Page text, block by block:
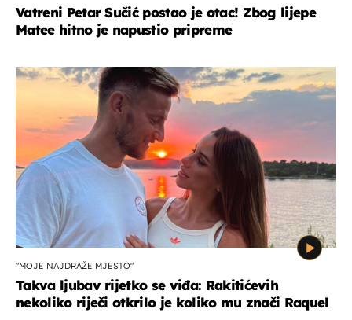
Vatreni Petar Sučić postao je otac! Zbog lijepe
Matee hitno je napustio pripreme
"MOJE NAJDRAŽE MJESTO"
Takva ljubav rijetko se viđa: Rakitićevih
nekoliko riječi otkrilo je koliko mu znači Raquel